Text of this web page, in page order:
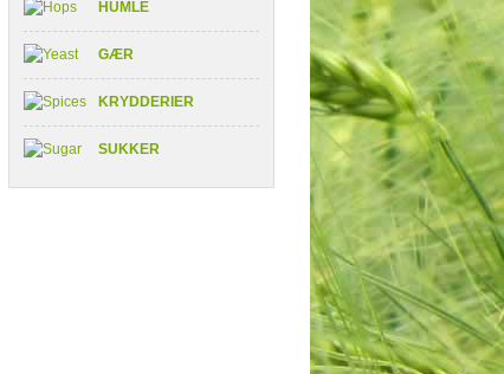
HUMLE
GÆR
KRYDDERIER
SUKKER